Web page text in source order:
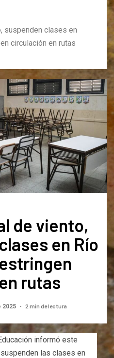
suspenden clases en
circulación en rutas
de viento,
en Río
rutas
2025 2 min de lectura
informó este
las clases en